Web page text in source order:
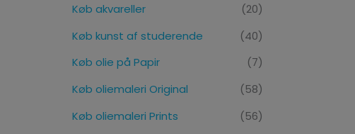
Køb akvareller
(20)
Køb kunst af studerende
(40)
Køb olie på Papir
(7)
Køb oliemaleri Original
(58)
Køb oliemaleri Prints
(56)